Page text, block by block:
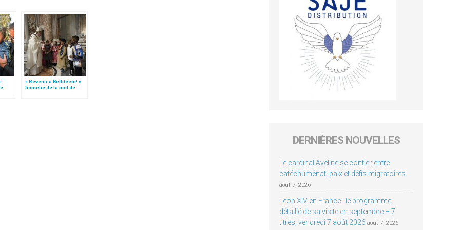
« Revenir à Bethléem! »:
homélie de la nuit de
Noël (texte complet)
DERNIÈRES NOUVELLES
Le cardinal Aveline se confie : entre
catéchuménat, paix et défis migratoires
août 7, 2026
Léon XIV en France : le programme
détaillé de sa visite en septembre – 7
titres, vendredi 7 août 2026 août 7, 2026